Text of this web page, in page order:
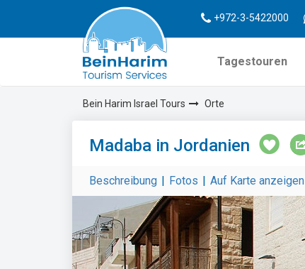
+972-3-5422000
Tagestouren
Bein Harim Israel Tours Orte
Madaba in Jordanien
Beschreibung | Fotos | Auf Karte anzeigen